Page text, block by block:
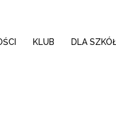
KLUB DLA